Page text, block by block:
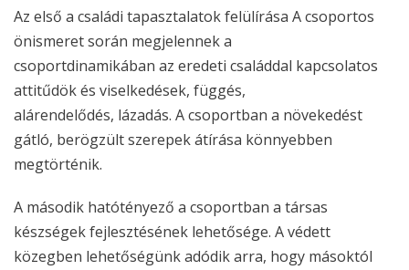
Az első a családi tapasztalatok felülírása A csoportos
önismeret során megjelennek a
csoportdinamikában az eredeti családdal kapcsolatos
attitűdök és viselkedések, függés,
alárendelődés, lázadás. A csoportban a növekedést
gátló, berögzült szerepek átírása könnyebben
megtörténik.
A második hatótényező a csoportban a társas
készségek fejlesztésének lehetősége. A védett
közegben lehetőségünk adódik arra, hogy másoktól